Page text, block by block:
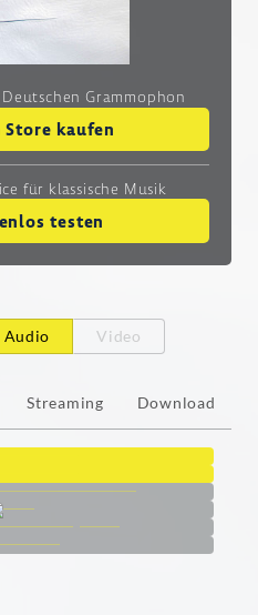
Grammophon
Store kaufen
für klassische Musik
testen
Audio Video
Streaming Download